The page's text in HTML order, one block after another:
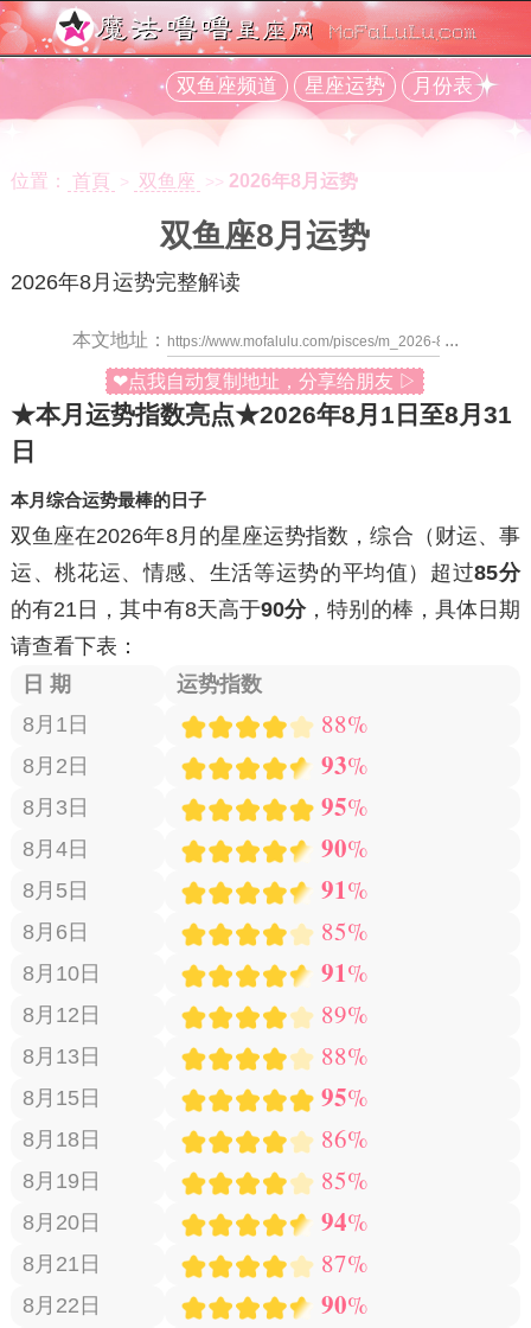
双鱼座频道 星座运势 月份表
位置： 首頁 > 双鱼座 >> 2026年8月运势
双鱼座8月运势
2026年8月运势完整解读
本文地址： ...
❤点我自动复制地址，分享给朋友 ▷
★本月运势指数亮点★2026年8月1日至8月31
日
本月综合运势最棒的日子
双鱼座在2026年8月的星座运势指数，综合 （财运、事
运、桃花运、情感、生活等运势的平均值） 超过85分
的有21日 ，其中有8天高于90分，特别的棒，具体日期
请查看下表：
日 期
运势指数
8月1日
88%
8月2日 93%
8月3日 95%
8月4日 90%
8月5日 91%
8月6日 85%
8月10日 91%
8月12日 89%
8月13日 88%
8月15日 95%
8月18日 86%
8月19日 85%
8月20日 94%
8月21日 87%
8月22日 90%